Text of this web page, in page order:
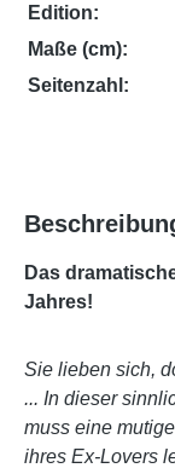
Edition:
Maße (cm):
Seitenzahl:
Das
Jahres!
Sie lieben sich,
... In dieser
muss eine
ihres Ex-Lovers